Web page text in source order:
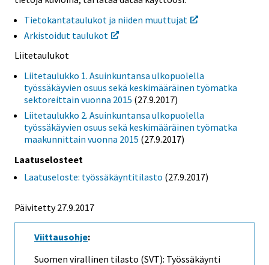
Tietokantataulukot ja niiden muuttujat
Arkistoidut taulukot
Liitetaulukot
Liitetaulukko 1. Asuinkuntansa ulkopuolella
työssäkäyvien osuus sekä keskimääräinen työmatka
sektoreittain vuonna 2015 (27.9.2017)
Liitetaulukko 2. Asuinkuntansa ulkopuolella
työssäkäyvien osuus sekä keskimääräinen työmatka
maakunnittain vuonna 2015 (27.9.2017)
Laatuselosteet
Laatuseloste: työssäkäyntitilasto (27.9.2017)
Päivitetty 27.9.2017
Viittausohje:
Suomen virallinen tilasto (SVT): Työssäkäynti